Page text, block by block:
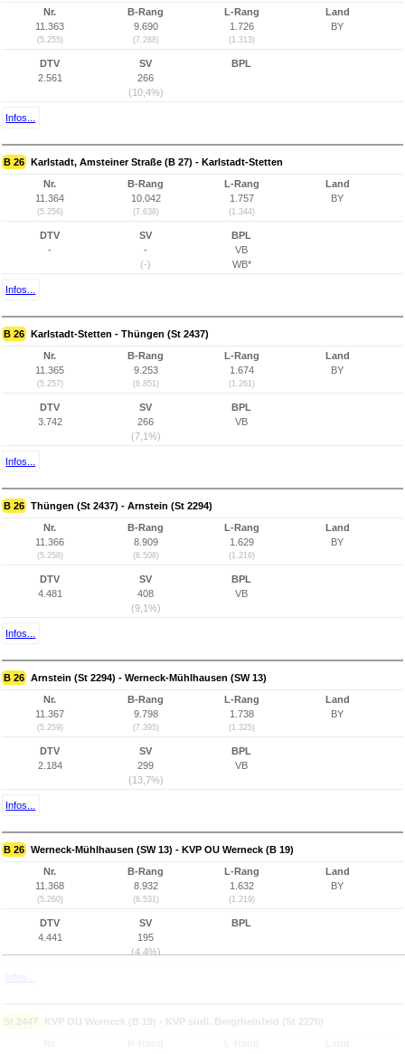
Nr.
11.363
(5.255)
B-Rang
9.690
(7.288)
L-Rang
1.726
(1.313)
Land
BY
DTV
2.561
SV
266
(10,4%)
BPL
Infos...
B 26 Karlstadt, Amsteiner Straße (B 27) - Karlstadt-Stetten
Nr.
11.364
(5.256)
B-Rang
10.042
(7.638)
L-Rang
1.757
(1.344)
Land
BY
DTV
-
SV
-
(-)
BPL
VB
WB*
Infos...
B 26 Karlstadt-Stetten - Thüngen (St 2437)
Nr.
11.365
(5.257)
B-Rang
9.253
(6.851)
L-Rang
1.674
(1.261)
Land
BY
DTV
3.742
SV
266
(7,1%)
BPL
VB
Infos...
B 26 Thüngen (St 2437) - Arnstein (St 2294)
Nr.
11.366
(5.258)
B-Rang
8.909
(6.508)
L-Rang
1.629
(1.216)
Land
BY
DTV
4.481
SV
408
(9,1%)
BPL
VB
Infos...
B 26 Arnstein (St 2294) - Werneck-Mühlhausen (SW 13)
Nr.
11.367
(5.259)
B-Rang
9.798
(7.395)
L-Rang
1.738
(1.325)
Land
BY
DTV
2.184
SV
299
(13,7%)
BPL
VB
Infos...
B 26 Werneck-Mühlhausen (SW 13) - KVP OU Werneck (B 19)
Nr.
11.368
(5.260)
B-Rang
8.932
(6.531)
L-Rang
1.632
(1.219)
Land
BY
DTV
4.441
SV
195
(4,4%)
BPL
Infos...
St 2447 KVP OU Werneck (B 19) - KVP südl. Bergrheinfeld (St 2270)